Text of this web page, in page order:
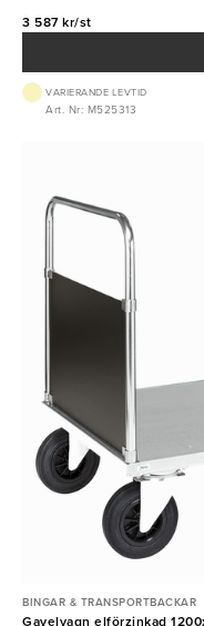
3 587 kr/st
VARIERANDE LEVTID
Art. Nr: M525313
BINGAR & TRANSPORTBACKAR
Gavelvagn elförzinkad